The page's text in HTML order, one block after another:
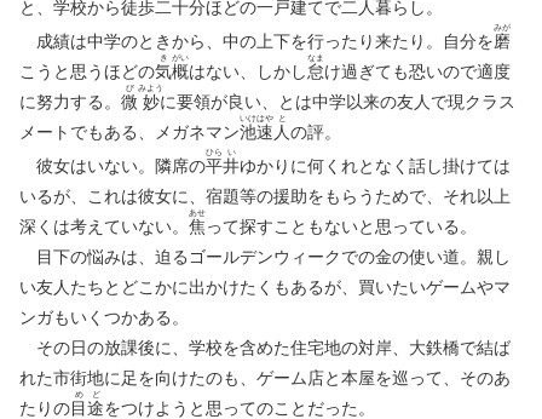
と、学校から徒歩二十分ほどの一戸建てで二人暮らし。
成績は中学のときから、中の上下を行ったり来たり。自分を磨
みが
こうと思うほどの気
き
概
がい
はない、しかし怠
なま
け過ぎても恐いので適度
に努力する。 微
び
妙
みよう
に要領が良い、とは中学以来の友人で現クラス
メートでもある、メガネマン池
いけ
速
はや
人
と
の評。
彼女はいない。隣席の平
ひら
井
い
ゆかりに何くれとなく話し掛けては
いるが、これは彼女に、宿題等の援助をもらうためで、それ以上
深くは考えていない。 焦
あせ
って探すこともないと思っている。
目下の悩みは、迫るゴールデンウィークでの金の使い道。親し
い友人たちとどこかに出かけたくもあるが、買いたいゲームやマ
ンガもいくつかある。
その日の放課後に、学校を含めた住宅地の対岸、大鉄橋で結ば
れた市街地に足を向けたのも、ゲーム店と本屋を巡って、そのあ
たりの目
め
途
ど
をつけようと思ってのことだった。